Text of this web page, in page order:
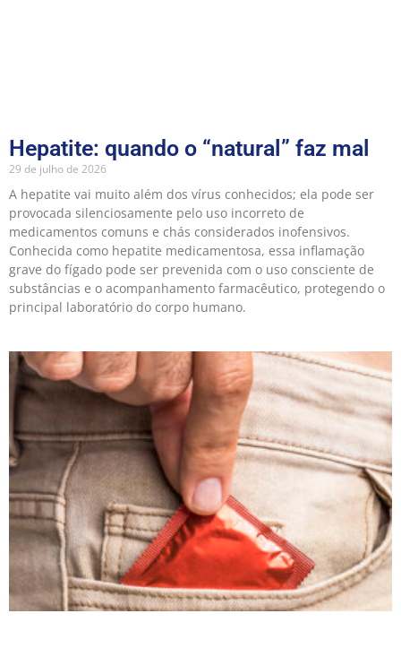
Hepatite: quando o “natural” faz mal
29 de julho de 2026
A hepatite vai muito além dos vírus conhecidos; ela pode ser
provocada silenciosamente pelo uso incorreto de
medicamentos comuns e chás considerados inofensivos.
Conhecida como hepatite medicamentosa, essa inflamação
grave do fígado pode ser prevenida com o uso consciente de
substâncias e o acompanhamento farmacêutico, protegendo o
principal laboratório do corpo humano.